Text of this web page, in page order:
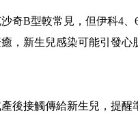
奇B型較常見，但伊科4
，新生兒感染可能引發
後接觸傳給新生兒，提醒